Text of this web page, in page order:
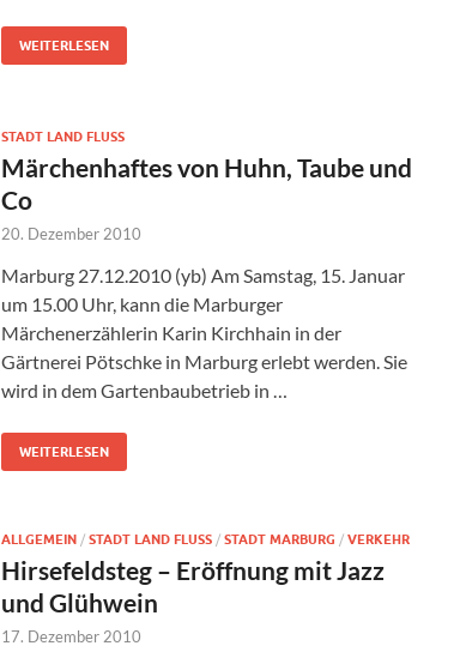
WEITERLESEN
STADT LAND FLUSS
Märchenhaftes von Huhn, Taube und
Co
20. Dezember 2010
Marburg 27.12.2010 (yb) Am Samstag, 15. Januar
um 15.00 Uhr, kann die Marburger
Märchenerzählerin Karin Kirchhain in der
Gärtnerei Pötschke in Marburg erlebt werden. Sie
wird in dem Gartenbaubetrieb in …
WEITERLESEN
ALLGEMEIN / STADT LAND FLUSS / STADT MARBURG / VERKEHR
Hirsefeldsteg – Eröffnung mit Jazz
und Glühwein
17. Dezember 2010